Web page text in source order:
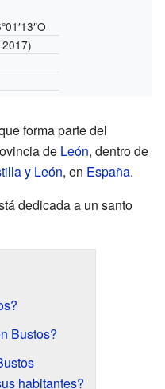
forma parte del
de León, dentro de
y León, en España.
dedicada a un santo
Bustos?
habitantes?